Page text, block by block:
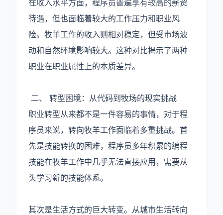
在收入水平方面，程序员普遍享有较高的薪资
待遇，但也面临着较大的工作压力和职业风
险。牧羊工作的收入则相对稳定，但受市场波
动和自然环境影响较大。这种对比揭示了两种
职业在职业属性上的本质差异。
二、 转型困境：从代码到牧场的现实挑战
职业转型从来都不是一件容易的事情，对于程
序员来说，转向牧羊工作面临着多重挑战。首
先是技能转换的困难，程序员多年积累的编程
技能在牧羊工作中几乎无法直接应用，需要从
头学习新的技能体系。
其次是生活方式的巨大转变。从城市生活转向